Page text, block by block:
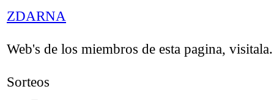
ZDARNA
Web's de los miembros de esta pagina, visitala.
Sorteos